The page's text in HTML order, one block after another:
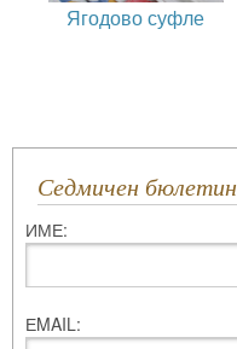
Ягодово суфле
Седмичен бюлетин
ИМЕ:
ЕMAIL: